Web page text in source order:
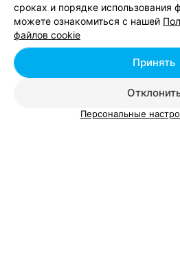
Добавить
Добавить
сроках и порядке использования
можете ознакомиться с нашей
файлов cookie
Принять
Персональные